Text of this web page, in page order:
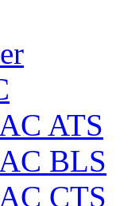
ATS
BLS
CTS